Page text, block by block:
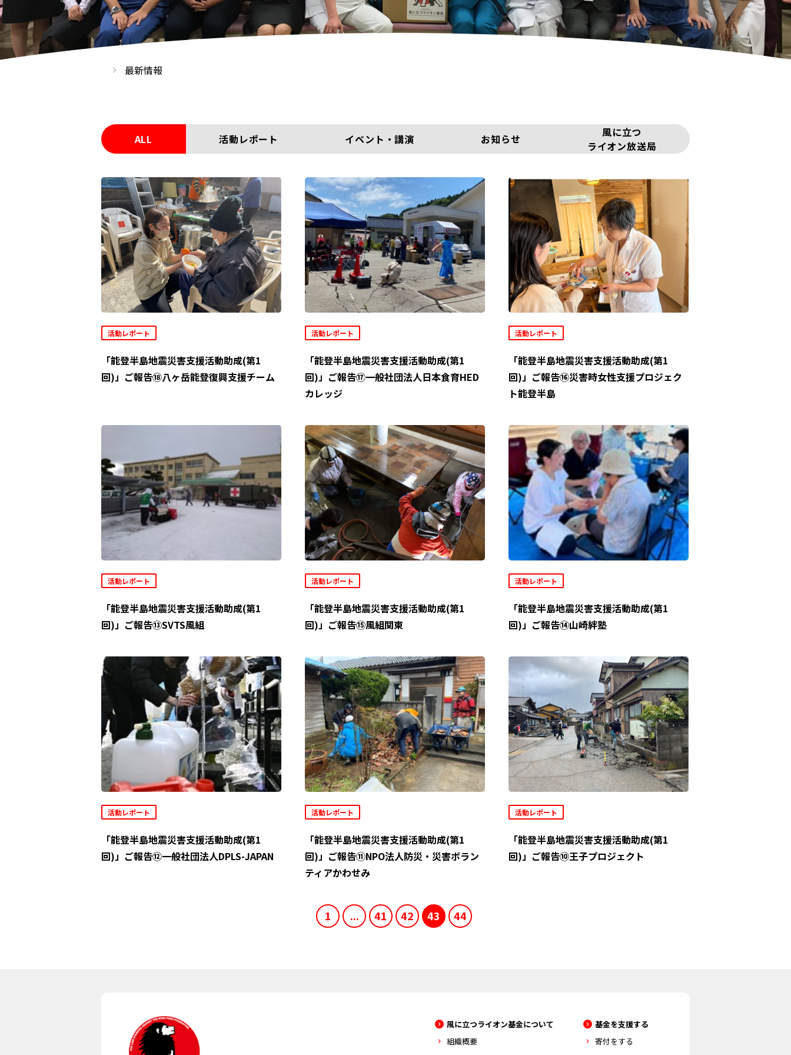
最新情報
ALL 活動レポート イベント・講演 お知らせ
風に立つ
ライオン放送局
活動レポート
「能登半島地震災害支援活動助成(第1
回)」ご報告⑱八ヶ岳能登復興支援チーム
活動レポート
「能登半島地震災害支援活動助成(第1
回)」ご報告⑰一般社団法人日本食育HED
カレッジ
活動レポート
「能登半島地震災害支援活動助成(第1
回)」ご報告⑯災害時女性支援プロジェク
ト能登半島
活動レポート
「能登半島地震災害支援活動助成(第1
回)」ご報告⑬SVTS風組
活動レポート
「能登半島地震災害支援活動助成(第1
回)」ご報告⑮風組関東
活動レポート
「能登半島地震災害支援活動助成(第1
回)」ご報告⑭山崎絆塾
活動レポート
「能登半島地震災害支援活動助成(第1
回)」ご報告⑫一般社団法人DPLS-JAPAN
活動レポート
「能登半島地震災害支援活動助成(第1
回)」ご報告⑪NPO法人防災・災害ボラン
ティアかわせみ
活動レポート
「能登半島地震災害支援活動助成(第1
回)」ご報告⑩王子プロジェクト
1 ... 41 42 43 44
風に立つライオン基金について
組織概要
基金を支援する
寄付をする